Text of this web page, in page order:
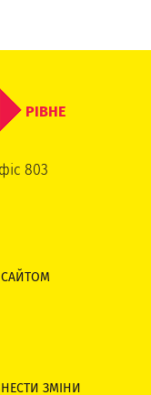
РІВНЕ
803
ЗМІНИ